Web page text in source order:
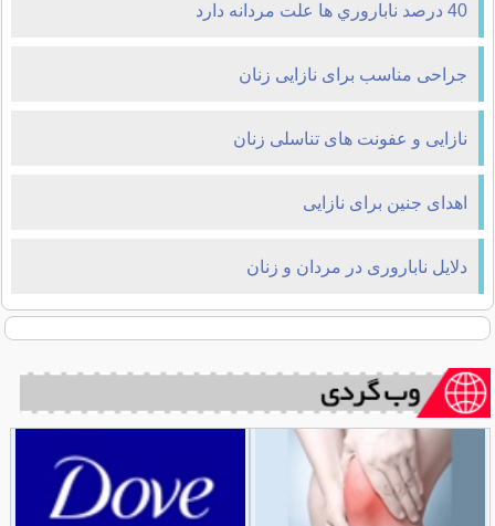
40 درصد ناباروري ها علت مردانه دارد
جراحی مناسب برای نازایی زنان
نازایی و عفونت های تناسلی زنان
اهدای جنین برای نازایی
دلایل ناباروری در مردان و زنان